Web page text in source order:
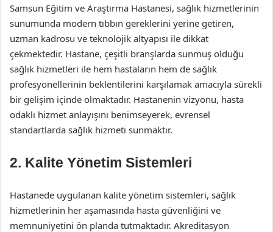
Samsun Eğitim ve Araştırma Hastanesi, sağlık hizmetlerinin
sunumunda modern tıbbın gereklerini yerine getiren,
uzman kadrosu ve teknolojik altyapısı ile dikkat
çekmektedir. Hastane, çeşitli branşlarda sunmuş olduğu
sağlık hizmetleri ile hem hastaların hem de sağlık
profesyonellerinin beklentilerini karşılamak amacıyla sürekli
bir gelişim içinde olmaktadır. Hastanenin vizyonu, hasta
odaklı hizmet anlayışını benimseyerek, evrensel
standartlarda sağlık hizmeti sunmaktır.
2. Kalite Yönetim Sistemleri
Hastanede uygulanan kalite yönetim sistemleri, sağlık
hizmetlerinin her aşamasında hasta güvenliğini ve
memnuniyetini ön planda tutmaktadır. Akreditasyon